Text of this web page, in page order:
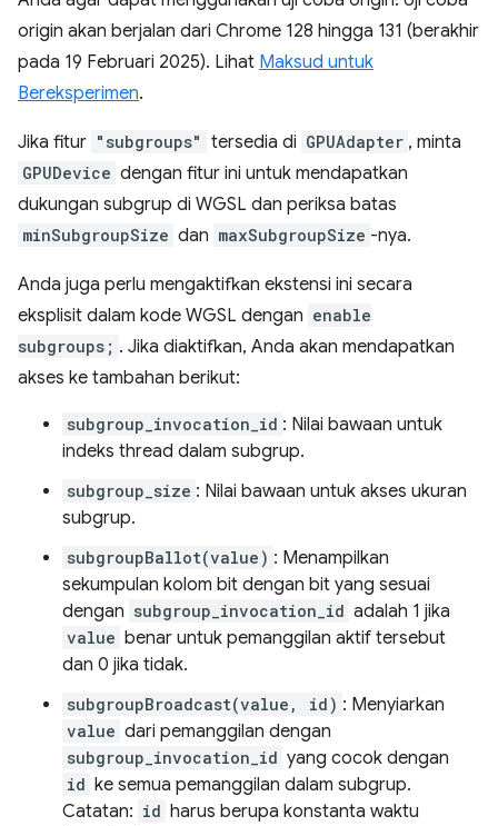
origin akan berjalan dari Chrome 128 hingga 131 (berakhir
pada 19 Februari 2025). Lihat Maksud untuk
Bereksperimen.
Jika fitur "subgroups" tersedia di GPUAdapter , minta
GPUDevice dengan fitur ini untuk mendapatkan
dukungan subgrup di WGSL dan periksa batas
minSubgroupSize dan maxSubgroupSize -nya.
Anda juga perlu mengaktifkan ekstensi ini secara
eksplisit dalam kode WGSL dengan enable
subgroups; . Jika diaktifkan, Anda akan mendapatkan
akses ke tambahan berikut:
subgroup_invocation_id : Nilai bawaan untuk
indeks thread dalam subgrup.
subgroup_size : Nilai bawaan untuk akses ukuran
subgrup.
subgroupBallot(value) : Menampilkan
sekumpulan kolom bit dengan bit yang sesuai
dengan subgroup_invocation_id adalah 1 jika
value benar untuk pemanggilan aktif tersebut
dan 0 jika tidak.
subgroupBroadcast(value, id) : Menyiarkan
value dari pemanggilan dengan
subgroup_invocation_id yang cocok dengan
id ke semua pemanggilan dalam subgrup.
Catatan: id harus berupa konstanta waktu